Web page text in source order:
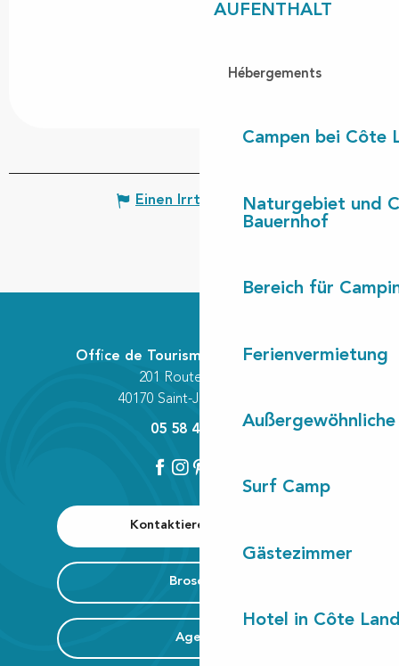
AUFENTHALT
Hébergements
Campen bei Côte
Naturgebiet und
Bauernhof
Bereich für
Ferienvermietung
Surf Camp
Gästezimmer
Hotel in Côte
Einen Irrtum angeben
Kontaktieren Sie uns
Broschüre
Agenda
Office de Tourisme Communautaire
201 Route des Lacs
40170 Saint-Julien-en-Born
05 58 42 89 80